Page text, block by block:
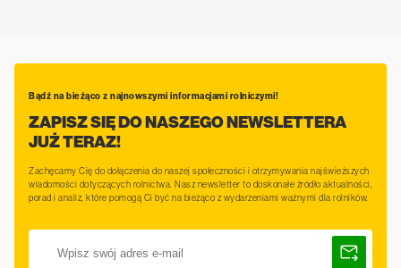
Bądź na bieżąco z najnowszymi informacjami rolniczymi!
ZAPISZ SIĘ DO NASZEGO NEWSLETTERA
JUŻ TERAZ!
Zachęcamy Cię do dołączenia do naszej społeczności i otrzymywania najświeższych
wiadomości dotyczących rolnictwa. Nasz newsletter to doskonałe źródło aktualności,
porad i analiz, które pomogą Ci być na bieżąco z wydarzeniami ważnymi dla rolników.